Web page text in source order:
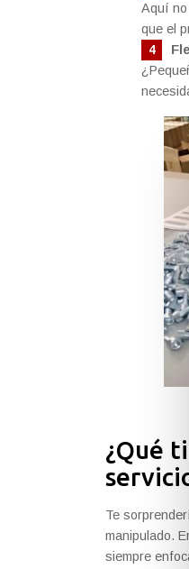
Aquí no
que el
¿Qué
Te
manipulado.
siempre